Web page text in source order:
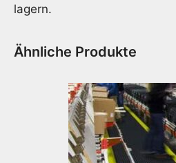
lagern.
Ähnliche Produkte